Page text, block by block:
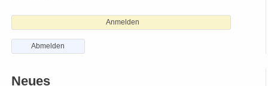
Anmelden
Abmelden
Neues